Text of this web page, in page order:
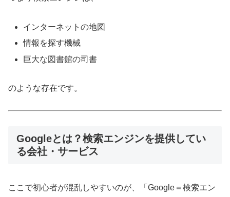
インターネットの地図
情報を探す機械
巨大な図書館の司書
のような存在です。
Googleとは？検索エンジンを提供してい
る会社・サービス
ここで初心者が混乱しやすいのが、「Google＝検索エン